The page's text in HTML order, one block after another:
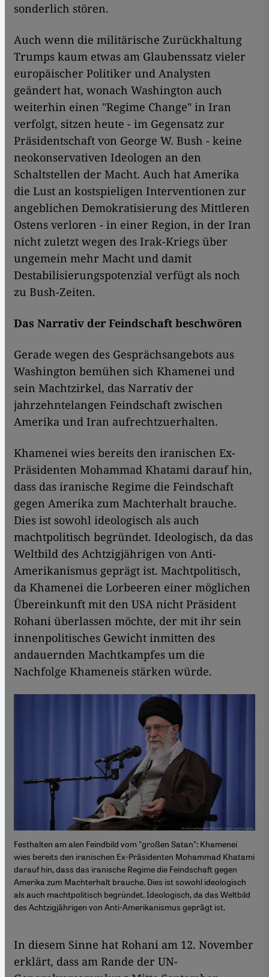
sonderlich stören.
Auch wenn die militärische Zurückhaltung
Trumps kaum etwas am Glaubenssatz vieler
europäischer Politiker und Analysten
geändert hat, wonach Washington auch
weiterhin einen "Regime Change" in Iran
verfolgt, sitzen heute - im Gegensatz zur
Präsidentschaft von George W. Bush - keine
neokonservativen Ideologen an den
Schaltstellen der Macht. Auch hat Amerika
die Lust an kostspieligen Interventionen zur
angeblichen Demokratisierung des Mittleren
Ostens verloren - in einer Region, in der Iran
nicht zuletzt wegen des Irak-Kriegs über
ungemein mehr Macht und damit
Destabilisierungspotenzial verfügt als noch
zu Bush-Zeiten.
Das Narrativ der Feindschaft beschwören
Gerade wegen des Gesprächsangebots aus
Washington bemühen sich Khamenei und
sein Machtzirkel, das Narrativ der
jahrzehntelangen Feindschaft zwischen
Amerika und Iran aufrechtzuerhalten.
Khamenei wies bereits den iranischen Ex-
Präsidenten Mohammad Khatami darauf hin,
dass das iranische Regime die Feindschaft
gegen Amerika zum Machterhalt brauche.
Dies ist sowohl ideologisch als auch
machtpolitisch begründet. Ideologisch, da das
Weltbild des Achtzigjährigen von Anti-
Amerikanismus geprägt ist. Machtpolitisch,
da Khamenei die Lorbeeren einer möglichen
Übereinkunft mit den USA nicht Präsident
Rohani überlassen möchte, der mit ihr sein
innenpolitisches Gewicht inmitten des
andauernden Machtkampfes um die
Nachfolge Khameneis stärken würde.
Festhalten am alen Feindbild vom "großen Satan": Khamenei
wies bereits den iranischen Ex-Präsidenten Mohammad Khatami
darauf hin, dass das iranische Regime die Feindschaft gegen
Amerika zum Machterhalt brauche. Dies ist sowohl ideologisch
als auch machtpolitisch begründet. Ideologisch, da das Weltbild
des Achtzigjährigen von Anti-Amerikanismus geprägt ist.
In diesem Sinne hat Rohani am 12. November
erklärt, dass am Rande der UN-